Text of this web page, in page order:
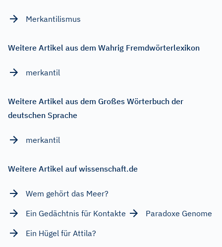
Merkantilismus
Weitere Artikel aus dem Wahrig Fremdwörterlexikon
merkantil
Weitere Artikel aus dem Großes Wörterbuch der
deutschen Sprache
merkantil
Weitere Artikel auf wissenschaft.de
Wem gehört das Meer?
Ein Gedächtnis für Kontakte
Paradoxe Genome
Ein Hügel für Attila?